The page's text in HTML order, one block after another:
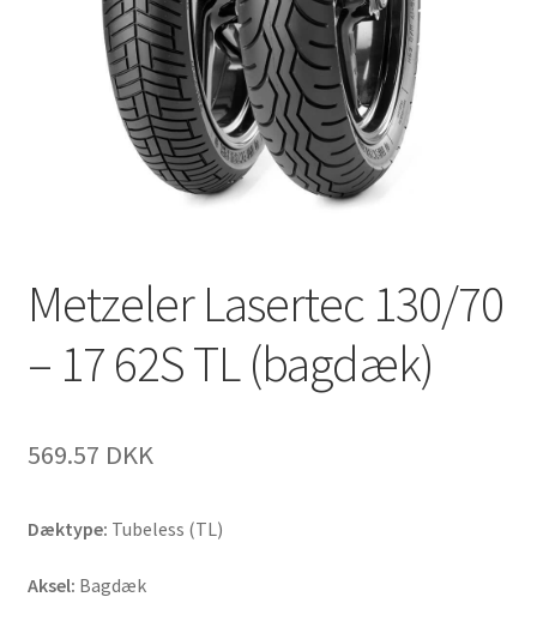
Metzeler Lasertec 130/70
– 17 62S TL (bagdæk)
569.57 DKK
Dæktype: Tubeless (TL)
Aksel: Bagdæk